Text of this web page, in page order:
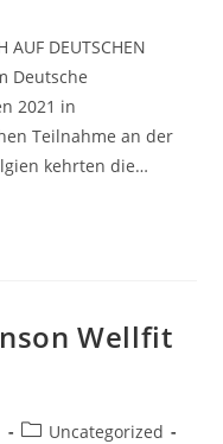
AUF DEUTSCHEN
Deutsche
2021 in
Teilnahme an der
kehrten die…
Wellfit
Beitrags-
Uncategorized